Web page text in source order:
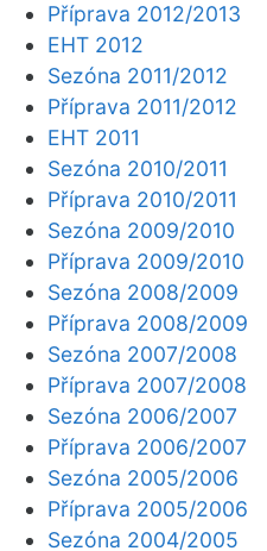
Příprava 2012/2013
EHT 2012
Sezóna 2011/2012
Příprava 2011/2012
EHT 2011
Sezóna 2010/2011
Příprava 2010/2011
Sezóna 2009/2010
Příprava 2009/2010
Sezóna 2008/2009
Příprava 2008/2009
Sezóna 2007/2008
Příprava 2007/2008
Sezóna 2006/2007
Příprava 2006/2007
Sezóna 2005/2006
Příprava 2005/2006
Sezóna 2004/2005